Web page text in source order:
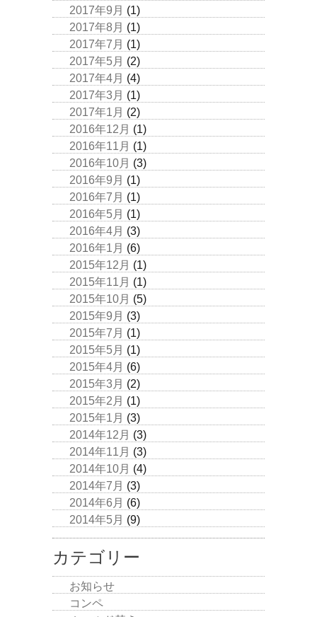
2017年9月 (1)
2017年8月 (1)
2017年7月 (1)
2017年5月 (2)
2017年4月 (4)
2017年3月 (1)
2017年1月 (2)
2016年12月 (1)
2016年11月 (1)
2016年10月 (3)
2016年9月 (1)
2016年7月 (1)
2016年5月 (1)
2016年4月 (3)
2016年1月 (6)
2015年12月 (1)
2015年11月 (1)
2015年10月 (5)
2015年9月 (3)
2015年7月 (1)
2015年5月 (1)
2015年4月 (6)
2015年3月 (2)
2015年2月 (1)
2015年1月 (3)
2014年12月 (3)
2014年11月 (3)
2014年10月 (4)
2014年7月 (3)
2014年6月 (6)
2014年5月 (9)
カテゴリー
お知らせ
コンペ